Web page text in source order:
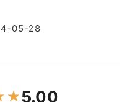
05-28
★5.00